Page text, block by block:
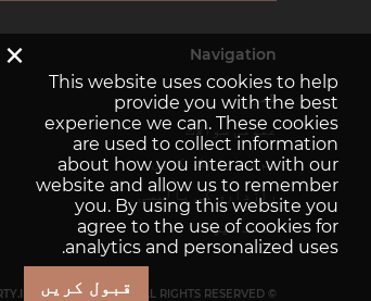
Navigation
گھر
عمومی سوالات
ہم سے رابطہ کریں
رازداری کی پالیسی
سائٹ میپ
© DUBAI-PROPERTY.INVESTMENTS 2026. ALL RIGHTS RESERVED.
×
This website uses cookies to help
provide you with the best
experience we can. These cookies
are used to collect information
about how you interact with our
website and allow us to remember
you. By using this website you
agree to the use of cookies for
analytics and personalized uses.
قبول کریں